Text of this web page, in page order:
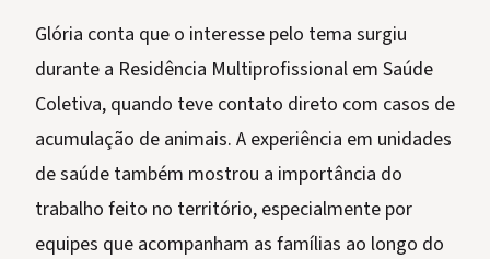
Glória conta que o interesse pelo tema surgiu
durante a Residência Multiprofissional em Saúde
Coletiva, quando teve contato direto com casos de
acumulação de animais. A experiência em unidades
de saúde também mostrou a importância do
trabalho feito no território, especialmente por
equipes que acompanham as famílias ao longo do